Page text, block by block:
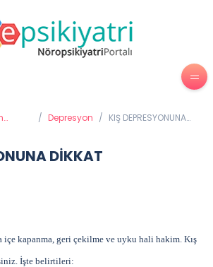
/ Depresyon / KIŞ DEPRESYONUNA
DİKKAT
içe kapanma, geri çekilme ve uyku hali hakim. Kış
İşte belirtileri: